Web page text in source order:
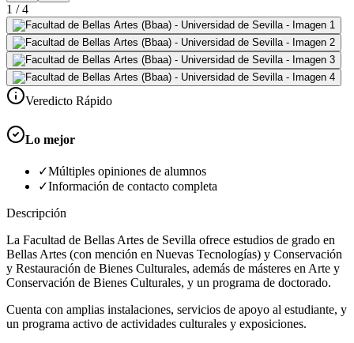
1 /4
Veredicto Rápido
Lo mejor
✓Múltiples opiniones de alumnos
✓Información de contacto completa
Descripción
La Facultad de Bellas Artes de Sevilla ofrece estudios de grado en
Bellas Artes (con mención en Nuevas Tecnologías) y Conservación
y Restauración de Bienes Culturales, además de másteres en Arte y
Conservación de Bienes Culturales, y un programa de doctorado.
Cuenta con amplias instalaciones, servicios de apoyo al estudiante, y
un programa activo de actividades culturales y exposiciones.